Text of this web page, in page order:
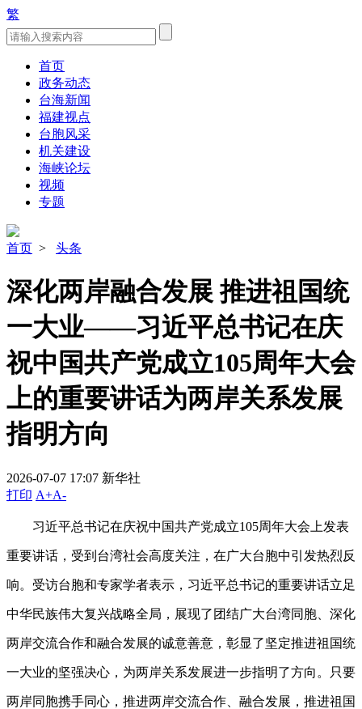
繁
首页
政务动态
台海新闻
福建视点
台胞风采
机关建设
海峡论坛
视频
专题
首页 > 头条
深化两岸融合发展 推进祖国统
一大业——习近平总书记在庆
祝中国共产党成立105周年大会
上的重要讲话为两岸关系发展
指明方向
2026-07-07 17:07 新华社
打印 A+A-
习近平总书记在庆祝中国共产党成立105周年大会上发表
重要讲话，受到台湾社会高度关注，在广大台胞中引发热烈反
响。受访台胞和专家学者表示，习近平总书记的重要讲话立足
中华民族伟大复兴战略全局，展现了团结广大台湾同胞、深化
两岸交流合作和融合发展的诚意善意，彰显了坚定推进祖国统
一大业的坚强决心，为两岸关系发展进一步指明了方向。只要
两岸同胞携手同心，推进两岸交流合作、融合发展，推进祖国